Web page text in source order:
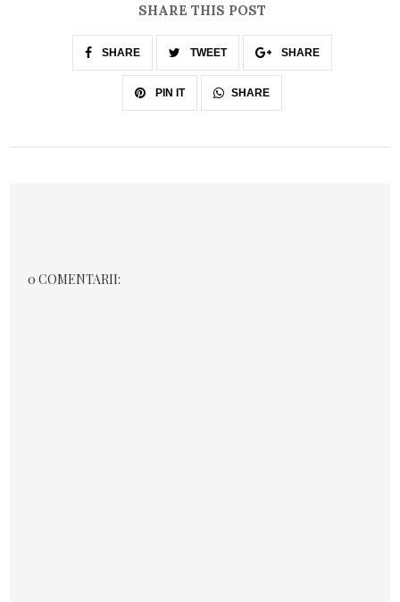
SHARE THIS POST
SHARE TWEET SHARE
PIN IT SHARE
0 COMENTARII: